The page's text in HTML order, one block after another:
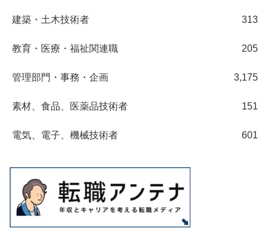
建築・土木技術者 313
教育・医療・福祉関連職 205
管理部門・事務・企画 3,175
素材、食品、医薬品技術者 151
電気、電子、機械技術者 601